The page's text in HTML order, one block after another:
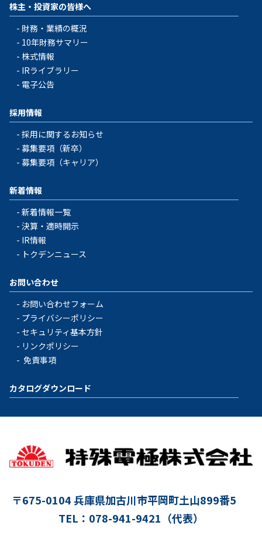
株主・投資家の皆様へ
財務・業績の概況
10年財務サマリー
株式情報
IRライブラリー
電子公告
採用情報
採用に関するお知らせ
募集要項（新卒）
募集要項（キャリア）
新着情報
新着情報一覧
決算・適時開示
IR情報
トクデンニュース
お問い合わせ
お問い合わせフォーム
プライバシーポリシー
セキュリティ基本方針
リンクポリシー
免責事項
カタログダウンロード
〒675-0104 兵庫県加古川市平岡町土山899番5
TEL：078-941-9421（代表）